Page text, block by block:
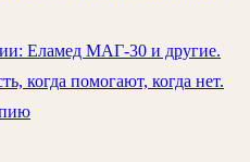
Еламед МАГ-30 и другие.
когда помогают, когда нет.